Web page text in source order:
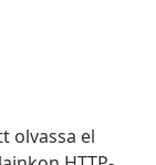
olvassa el